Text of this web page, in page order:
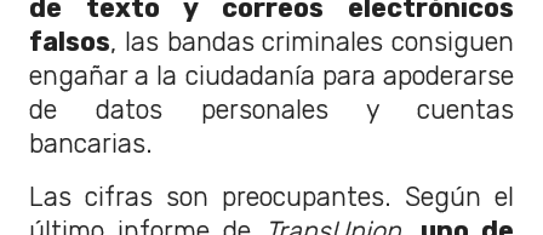
de texto y correos electrónicos
falsos, las bandas criminales consiguen
engañar a la ciudadanía para apoderarse
de datos personales y cuentas
bancarias.
Las cifras son preocupantes. Según el